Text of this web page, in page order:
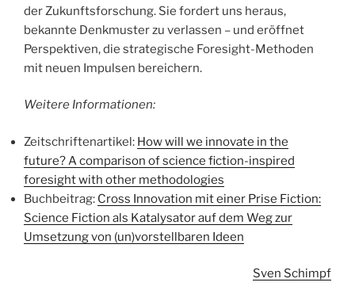
der Zukunftsforschung. Sie fordert uns heraus,
bekannte Denkmuster zu verlassen – und eröffnet
Perspektiven, die strategische Foresight-Methoden
mit neuen Impulsen bereichern.
Weitere Informationen:
Zeitschriftenartikel: How will we innovate in the
future? A comparison of science fiction-inspired
foresight with other methodologies
Buchbeitrag: Cross Innovation mit einer Prise Fiction:
Science Fiction als Katalysator auf dem Weg zur
Umsetzung von (un)vorstellbaren Ideen
Sven Schimpf